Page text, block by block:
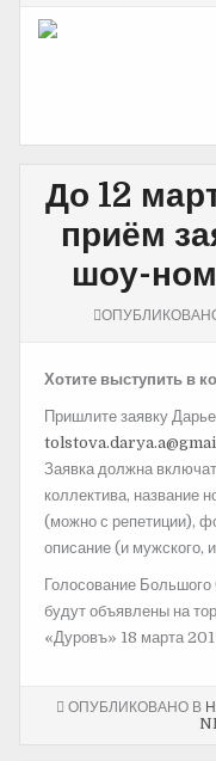
До 12
приём
шоу-
Хотите выступить в
Пришлите заявку
Заявка должна
коллектива, название
(можно с репетиции),
описание (и мужского,
Голосование
будут объявлены на
«Дуровъ» 18 марта
ОПУБЛИКОВАНО В